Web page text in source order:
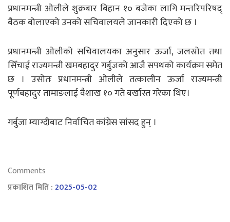
प्रधानमन्त्री ओलीले शुक्रबार बिहान १० बजेका लागि मन्तरिपरिषद्
बैठक बोलाएको उनको सचिवालयले जानकारी दिएको छ ।
प्रधानमन्त्री ओलीको सचिवालयका अनुसार ऊर्जा, जलस्रोत तथा
सिँचाई राज्यमन्त्री खमबहादुर गर्बुजको आजै सपथको कार्यक्रम समेत
छ । उसोतः प्रधानमन्त्री ओलीले तत्कालीन ऊर्जा राज्यमन्त्री
पूर्णबहादुर तामाङलाई वैशाख १० गते बर्खास्त गरेका थिए।
गर्बुजा म्याग्दीबाट निर्वाचित कांग्रेस सांसद हुन् ।
Comments
प्रकाशित मिति :2025-05-02